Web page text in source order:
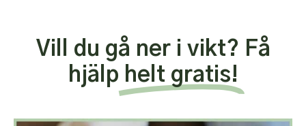
Vill du gå ner i vikt? Få
hjälp helt gratis!